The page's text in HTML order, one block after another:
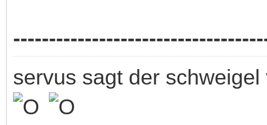
servus sagt der schweigel